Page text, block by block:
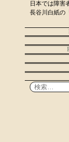
日本では障害
長谷川白紙の